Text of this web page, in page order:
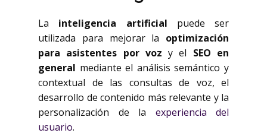
La inteligencia artificial puede ser
utilizada para mejorar la optimización
para asistentes por voz y el SEO en
general mediante el análisis semántico y
contextual de las consultas de voz, el
desarrollo de contenido más relevante y la
personalización de la experiencia del
usuario.